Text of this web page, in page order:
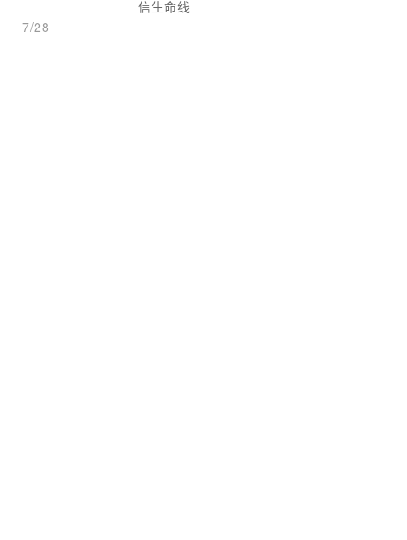
信生命线
7/28